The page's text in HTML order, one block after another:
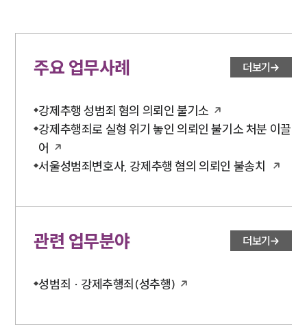
주요 업무사례 더보기
강제추행 성범죄 혐의 의뢰인 불기소
강제추행죄로 실형 위기 놓인 의뢰인 불기소 처분 이끌
어
서울성범죄변호사, 강제추행 혐의 의뢰인 불송치
관련 업무분야 더보기
성범죄 · 강제추행죄(성추행)